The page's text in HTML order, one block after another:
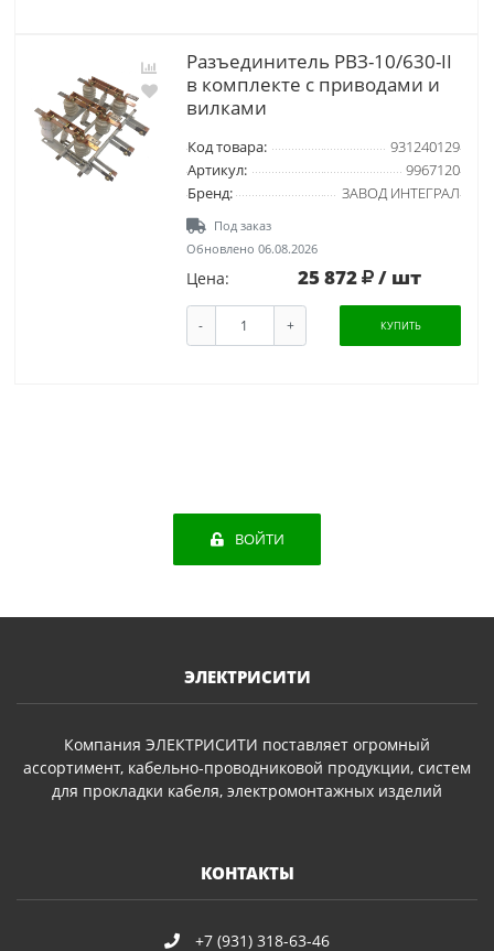
Разъединитель РВЗ-10/630-II
в комплекте с приводами и
вилками
Код товара:
931240129
Артикул:
9967120
Бренд:
ЗАВОД ИНТЕГРАЛ
Под заказ
Обновлено 06.08.2026
Цена: 25 872 / шт
- + КУПИТЬ
ВОЙТИ
ЭЛЕКТРИСИТИ
Компания ЭЛЕКТРИСИТИ поставляет огромный
ассортимент, кабельно-проводниковой продукции, систем
для прокладки кабеля, электромонтажных изделий
КОНТАКТЫ
+7 (931) 318-63-46